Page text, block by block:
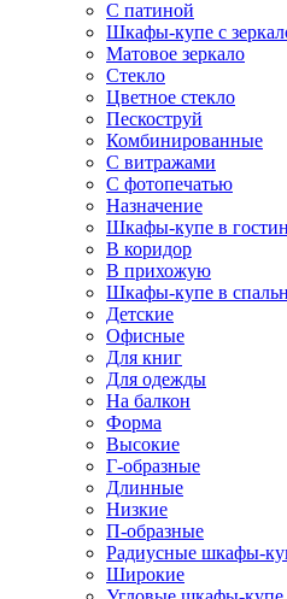
С патиной
Шкафы-купе с
Матовое зеркало
Стекло
Цветное стекло
Пескоструй
Комбинированные
С витражами
С фотопечатью
Назначение
Шкафы-купе в
В коридор
В прихожую
Шкафы-купе в
Детские
Офисные
Для книг
Для одежды
На балкон
Форма
Высокие
Г-образные
Длинные
Низкие
П-образные
Радиусные шкафы-
Широкие